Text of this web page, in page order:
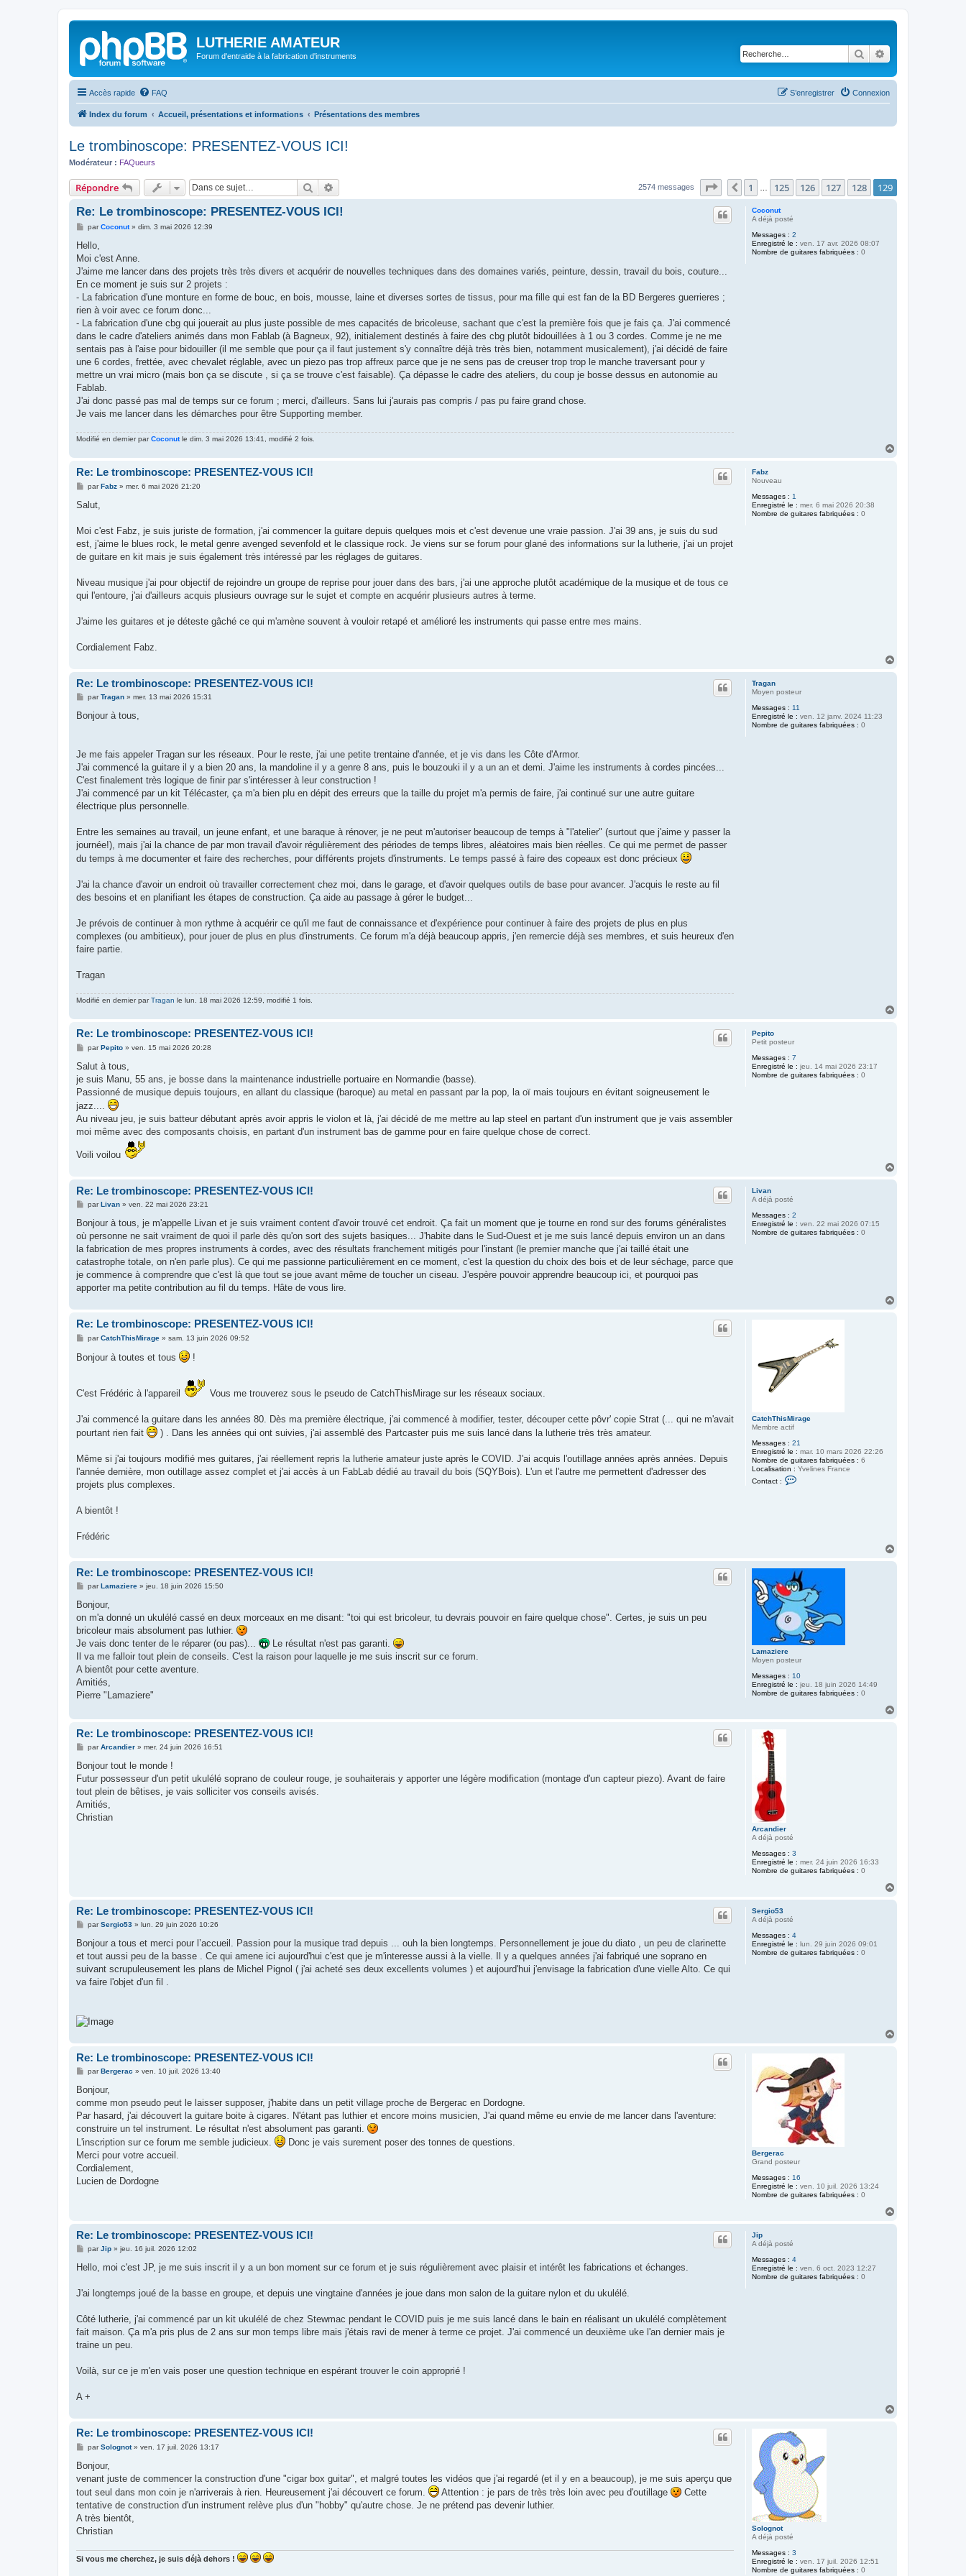
LUTHERIE AMATEUR
Forum d'entraide à la fabrication d'instruments Rechercher
Accès rapide FAQ Connexion
S’enregistrer
Index du forum Accueil, présentations et informations Présentations des membres
Le trombinoscope: PRESENTEZ-VOUS ICI!
Modérateur : FAQueurs
Répondre Rechercher 2574 messages Page 129 sur129
Précédente
1 125 126 127 128 129
Coconut
A déjà posté
Messages : 2
Enregistré le : ven. 17 avr. 2026 08:07
Nombre de guitares fabriquées : 0
Re: Le trombinoscope: PRESENTEZ-VOUS ICI!
M
s
a
g
parCoconut» dim. 3 mai 2026 12:39
Hello,
Moi c'est Anne.
J'aime me lancer dans des projets très très divers et acquérir de nouvelles techniques dans des domaines variés, peinture, dessin, travail du bois, couture...
En ce moment je suis sur 2 projets :
- La fabrication d'une monture en forme de bouc, en bois, mousse, laine et diverses sortes de tissus, pour ma fille qui est fan de la BD Bergeres guerrieres ;
rien à voir avec ce forum donc...
- La fabrication d'une cbg qui jouerait au plus juste possible de mes capacités de bricoleuse, sachant que c'est la première fois que je fais ça. J'ai commencé
dans le cadre d'ateliers animés dans mon Fablab (à Bagneux, 92), initialement destinés à faire des cbg plutôt bidouillées à 1 ou 3 cordes. Comme je ne me
sentais pas à l'aise pour bidouiller (il me semble que pour ça il faut justement s'y connaître déjà très très bien, notamment musicalement), j'ai décidé de faire
une 6 cordes, frettée, avec chevalet réglable, avec un piezo pas trop affreux parce que je ne sens pas de creuser trop trop le manche traversant pour y
mettre un vrai micro (mais bon ça se discute , si ça se trouve c'est faisable). Ça dépasse le cadre des ateliers, du coup je bosse dessus en autonomie au
Fablab.
J'ai donc passé pas mal de temps sur ce forum ; merci, d'ailleurs. Sans lui j'aurais pas compris / pas pu faire grand chose.
Je vais me lancer dans les démarches pour être Supporting member.
Modifié en dernier parCoconutle dim. 3 mai 2026 13:41, modifié 2 fois.
Fabz
Nouveau
Messages : 1
Enregistré le : mer. 6 mai 2026 20:38
Nombre de guitares fabriquées : 0
Re: Le trombinoscope: PRESENTEZ-VOUS ICI!
M
s
g
parFabz» mer. 6 mai 2026 21:20
Salut,
Moi c'est Fabz, je suis juriste de formation, j'ai commencer la guitare depuis quelques mois et c'est devenue une vraie passion. J'ai 39 ans, je suis du sud
est, j'aime le blues rock, le metal genre avenged sevenfold et le classique rock. Je viens sur se forum pour glané des informations sur la lutherie, j'ai un projet
de guitare en kit mais je suis également très intéressé par les réglages de guitares.
Niveau musique j'ai pour objectif de rejoindre un groupe de reprise pour jouer dans des bars, j'ai une approche plutôt académique de la musique et de tous ce
qui l'entoure, j'ai d'ailleurs acquis plusieurs ouvrage sur le sujet et compte en acquérir plusieurs autres à terme.
J'aime les guitares et je déteste gâché ce qui m'amène souvent à vouloir retapé et amélioré les instruments qui passe entre mes mains.
Cordialement Fabz.
Tragan
Moyen posteur
Messages : 11
Enregistré le : ven. 12 janv. 2024 11:23
Nombre de guitares fabriquées : 0
Re: Le trombinoscope: PRESENTEZ-VOUS ICI!
M
s
parTragan» mer. 13 mai 2026 15:31
Bonjour à tous,
Je me fais appeler Tragan sur les réseaux. Pour le reste, j'ai une petite trentaine d'année, et je vis dans les Côte d'Armor.
J'ai commencé la guitare il y a bien 20 ans, la mandoline il y a genre 8 ans, puis le bouzouki il y a un an et demi. J'aime les instruments à cordes pincées...
C'est finalement très logique de finir par s'intéresser à leur construction !
J'ai commencé par un kit Télécaster, ça m'a bien plu en dépit des erreurs que la taille du projet m'a permis de faire, j'ai continué sur une autre guitare
électrique plus personnelle.
Entre les semaines au travail, un jeune enfant, et une baraque à rénover, je ne peut m'autoriser beaucoup de temps à "l'atelier" (surtout que j'aime y passer la
journée!), mais j'ai la chance de par mon travail d'avoir régulièrement des périodes de temps libres, aléatoires mais bien réelles. Ce qui me permet de passer
du temps à me documenter et faire des recherches, pour différents projets d'instruments. Le temps passé à faire des copeaux est donc précieux
J'ai la chance d'avoir un endroit où travailler correctement chez moi, dans le garage, et d'avoir quelques outils de base pour avancer. J'acquis le reste au fil
des besoins et en planifiant les étapes de construction. Ça aide au passage à gérer le budget...
Je prévois de continuer à mon rythme à acquérir ce qu'il me faut de connaissance et d'expérience pour continuer à faire des projets de plus en plus
complexes (ou ambitieux), pour jouer de plus en plus d'instruments. Ce forum m'a déjà beaucoup appris, j'en remercie déjà ses membres, et suis heureux d'en
faire partie.
Tragan
Modifié en dernier parTragan le lun. 18 mai 2026 12:59, modifié 1 fois.
Pepito
Petit posteur
Messages : 7
Enregistré le : jeu. 14 mai 2026 23:17
Nombre de guitares fabriquées : 0
Re: Le trombinoscope: PRESENTEZ-VOUS ICI!
M
s
a
g
parPepito» ven. 15 mai 2026 20:28
Salut à tous,
je suis Manu, 55 ans, je bosse dans la maintenance industrielle portuaire en Normandie (basse).
Passionné de musique depuis toujours, en allant du classique (baroque) au metal en passant par la pop, la oï mais toujours en évitant soigneusement le
jazz....
Au niveau jeu, je suis batteur débutant après avoir appris le violon et là, j'ai décidé de me mettre au lap steel en partant d'un instrument que je vais assembler
moi même avec des composants choisis, en partant d'un instrument bas de gamme pour en faire quelque chose de correct.
Voili voilou
Livan
A déjà posté
Messages : 2
Enregistré le : ven. 22 mai 2026 07:15
Nombre de guitares fabriquées : 0
Re: Le trombinoscope: PRESENTEZ-VOUS ICI!
M
s
a
g
parLivan» ven. 22 mai 2026 23:21
Bonjour à tous, je m'appelle Livan et je suis vraiment content d'avoir trouvé cet endroit. Ça fait un moment que je tourne en rond sur des forums généralistes
où personne ne sait vraiment de quoi il parle dès qu'on sort des sujets basiques... J'habite dans le Sud-Ouest et je me suis lancé depuis environ un an dans
la fabrication de mes propres instruments à cordes, avec des résultats franchement mitigés pour l'instant (le premier manche que j'ai taillé était une
catastrophe totale, on n'en parle plus). Ce qui me passionne particulièrement en ce moment, c'est la question du choix des bois et de leur séchage, parce que
je commence à comprendre que c'est là que tout se joue avant même de toucher un ciseau. J'espère pouvoir apprendre beaucoup ici, et pourquoi pas
apporter ma petite contribution au fil du temps. Hâte de vous lire.
CatchThisMirage
Membre actif
Messages : 21
Enregistré le : mar. 10 mars 2026 22:26
Nombre de guitares fabriquées : 6
Localisation : Yvelines France
Contact :
a
t
c
h
i
s
M
i
a
e
Re: Le trombinoscope: PRESENTEZ-VOUS ICI!
M
s
s
parCatchThisMirage» sam. 13 juin 2026 09:52
Bonjour à toutes et tous !
C'est Frédéric à l'appareil Vous me trouverez sous le pseudo de CatchThisMirage sur les réseaux sociaux.
J'ai commencé la guitare dans les années 80. Dès ma première électrique, j'ai commencé à modifier, tester, découper cette pôvr' copie Strat (... qui ne m'avait
pourtant rien fait
) . Dans les années qui ont suivies, j'ai assemblé des Partcaster puis me suis lancé dans la lutherie très très amateur.
Même si j'ai toujours modifié mes guitares, j'ai réellement repris la lutherie amateur juste après le COVID. J'ai acquis l'outillage années après années. Depuis
l'année dernière, mon outillage assez complet et j'ai accès à un FabLab dédié au travail du bois (SQYBois). L'un et l'autre me permettent d'adresser des
projets plus complexes.
A bientôt !
Frédéric
Lamaziere
Moyen posteur
Messages : 10
Enregistré le : jeu. 18 juin 2026 14:49
Nombre de guitares fabriquées : 0
Re: Le trombinoscope: PRESENTEZ-VOUS ICI!
M
s
a
g
parLamaziere» jeu. 18 juin 2026 15:50
Bonjour,
on m'a donné un ukulélé cassé en deux morceaux en me disant: "toi qui est bricoleur, tu devrais pouvoir en faire quelque chose". Certes, je suis un peu
bricoleur mais absolument pas luthier.
Je vais donc tenter de le réparer (ou pas)...
Le résultat n'est pas garanti.
Il va me falloir tout plein de conseils. C'est la raison pour laquelle je me suis inscrit sur ce forum.
A bientôt pour cette aventure.
Amitiés,
Pierre "Lamaziere"
Arcandier
A déjà posté
Messages : 3
Enregistré le : mer. 24 juin 2026 16:33
Nombre de guitares fabriquées : 0
Re: Le trombinoscope: PRESENTEZ-VOUS ICI!
M
s
a
g
parArcandier» mer. 24 juin 2026 16:51
Bonjour tout le monde !
Futur possesseur d'un petit ukulélé soprano de couleur rouge, je souhaiterais y apporter une légère modification (montage d'un capteur piezo). Avant de faire
tout plein de bêtises, je vais solliciter vos conseils avisés.
Amitiés,
Christian
Sergio53
A déjà posté
Messages : 4
Enregistré le : lun. 29 juin 2026 09:01
Nombre de guitares fabriquées : 0
Re: Le trombinoscope: PRESENTEZ-VOUS ICI!
M
s
a
g
parSergio53» lun. 29 juin 2026 10:26
Bonjour a tous et merci pour l’accueil. Passion pour la musique trad depuis ... ouh la bien longtemps. Personnellement je joue du diato , un peu de clarinette
et tout aussi peu de la basse . Ce qui amene ici aujourd'hui c'est que je m'interesse aussi à la vielle. Il y a quelques années j'ai fabriqué une soprano en
suivant scrupuleusement les plans de Michel Pignol ( j'ai acheté ses deux excellents volumes ) et aujourd'hui j'envisage la fabrication d'une vielle Alto. Ce qui
va faire l'objet d'un fil .
Bergerac
Grand posteur
Messages : 16
Enregistré le : ven. 10 juil. 2026 13:24
Nombre de guitares fabriquées : 0
Re: Le trombinoscope: PRESENTEZ-VOUS ICI!
M
s
a
g
parBergerac » ven. 10 juil. 2026 13:40
Bonjour,
comme mon pseudo peut le laisser supposer, j'habite dans un petit village proche de Bergerac en Dordogne.
Par hasard, j'ai découvert la guitare boite à cigares. N'étant pas luthier et encore moins musicien, J'ai quand même eu envie de me lancer dans l'aventure:
construire un tel instrument. Le résultat n'est absolument pas garanti.
L'inscription sur ce forum me semble judicieux.
Donc je vais surement poser des tonnes de questions.
Merci pour votre accueil.
Cordialement,
Lucien de Dordogne
Jip
A déjà posté
Messages : 4
Enregistré le : ven. 6 oct. 2023 12:27
Nombre de guitares fabriquées : 0
Re: Le trombinoscope: PRESENTEZ-VOUS ICI!
M
s
g
parJip» jeu. 16 juil. 2026 12:02
Hello, moi c'est JP, je me suis inscrit il y a un bon moment sur ce forum et je suis régulièrement avec plaisir et intérêt les fabrications et échanges.
J'ai longtemps joué de la basse en groupe, et depuis une vingtaine d'années je joue dans mon salon de la guitare nylon et du ukulélé.
Côté lutherie, j'ai commencé par un kit ukulélé de chez Stewmac pendant le COVID puis je me suis lancé dans le bain en réalisant un ukulélé complètement
fait maison. Ça m'a pris plus de 2 ans sur mon temps libre mais j'étais ravi de mener à terme ce projet. J'ai commencé un deuxième uke l'an dernier mais je
traine un peu.
Voilà, sur ce je m'en vais poser une question technique en espérant trouver le coin approprié !
A +
Solognot
A déjà posté
Messages : 3
Enregistré le : ven. 17 juil. 2026 12:51
Nombre de guitares fabriquées : 0
Re: Le trombinoscope: PRESENTEZ-VOUS ICI!
M
s
a
g
e
parSolognot» ven. 17 juil. 2026 13:17
Bonjour,
venant juste de commencer la construction d'une "cigar box guitar", et malgré toutes les vidéos que j'ai regardé (et il y en a beaucoup), je me suis aperçu que
tout seul dans mon coin je n'arriverais à rien. Heureusement j'ai découvert ce forum.
Attention : je pars de très très loin avec peu d'outillage
Cette
tentative de construction d'un instrument relève plus d'un "hobby" qu'autre chose. Je ne prétend pas devenir luthier.
A très bientôt,
Christian
Si vous me cherchez, je suis déjà dehors !